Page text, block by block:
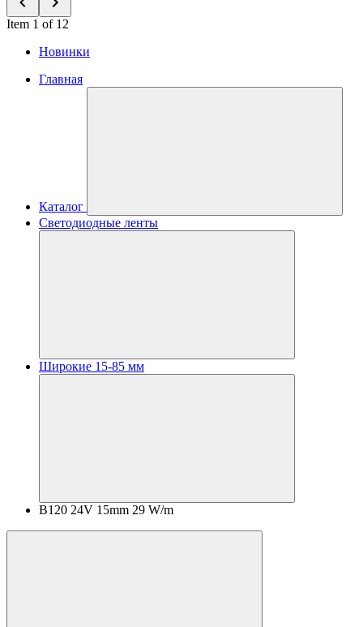
Item 1 of 12
Новинки
Главная
Каталог
Светодиодные ленты
Широкие 15-85 мм
B120 24V 15mm 29 W/m